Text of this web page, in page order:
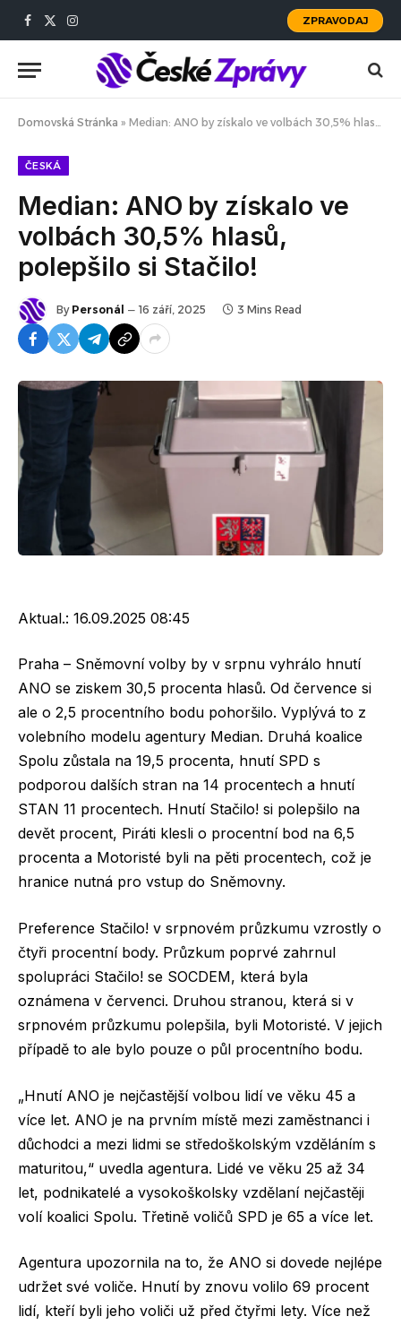
Facebook
X
Instagram
ZPRAVODAJ
Domovská Stránka » Median: ANO by získalo ve volbách 30,5% hlasů, polepšilo si Stačilo!
ČESKÁ
Median: ANO by získalo ve
volbách 30,5% hlasů,
polepšilo si Stačilo!
By Personál 16 září, 2025 3 Mins Read
Aktual.: 16.09.2025 08:45
Praha – Sněmovní volby by v srpnu vyhrálo hnutí
ANO se ziskem 30,5 procenta hlasů. Od července si
ale o 2,5 procentního bodu pohoršilo. Vyplývá to z
volebního modelu agentury Median. Druhá koalice
Spolu zůstala na 19,5 procenta, hnutí SPD s
podporou dalších stran na 14 procentech a hnutí
STAN 11 procentech. Hnutí Stačilo! si polepšilo na
devět procent, Piráti klesli o procentní bod na 6,5
procenta a Motoristé byli na pěti procentech, což je
hranice nutná pro vstup do Sněmovny.
Preference Stačilo! v srpnovém průzkumu vzrostly o
čtyři procentní body. Průzkum poprvé zahrnul
spolupráci Stačilo! se SOCDEM, která byla
oznámena v červenci. Druhou stranou, která si v
srpnovém průzkumu polepšila, byli Motoristé. V jejich
případě to ale bylo pouze o půl procentního bodu.
„Hnutí ANO je nejčastější volbou lidí ve věku 45 a
více let. ANO je na prvním místě mezi zaměstnanci i
důchodci a mezi lidmi se středoškolským vzděláním s
maturitou,“ uvedla agentura. Lidé ve věku 25 až 34
let, podnikatelé a vysokoškolsky vzdělaní nejčastěji
volí koalici Spolu. Třetině voličů SPD je 65 a více let.
Agentura upozornila na to, že ANO si dovede nejlépe
udržet své voliče. Hnutí by znovu volilo 69 procent
lidí, kteří byli jeho voliči už před čtyřmi lety. Více než